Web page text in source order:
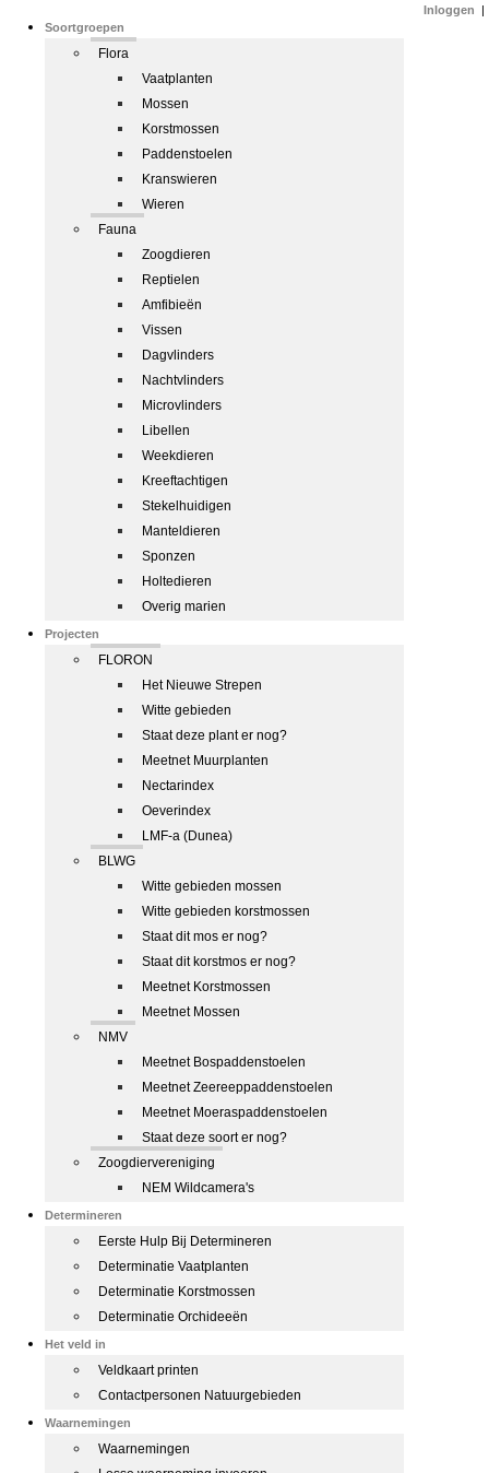
Soortgroepen
Flora
Vaatplanten
Mossen
Korstmossen
Paddenstoelen
Kranswieren
Wieren
Fauna
Zoogdieren
Reptielen
Amfibieën
Vissen
Dagvlinders
Nachtvlinders
Microvlinders
Libellen
Weekdieren
Kreeftachtigen
Stekelhuidigen
Manteldieren
Sponzen
Holtedieren
Overig marien
Projecten
FLORON
Het Nieuwe Strepen
Witte gebieden
Staat deze plant er nog?
Meetnet Muurplanten
Nectarindex
Oeverindex
LMF-a (Dunea)
BLWG
Witte gebieden mossen
Witte gebieden korstmossen
Staat dit mos er nog?
Staat dit korstmos er nog?
Meetnet Korstmossen
Meetnet Mossen
NMV
Meetnet Bospaddenstoelen
Meetnet Zeereeppaddenstoelen
Meetnet Moeraspaddenstoelen
Staat deze soort er nog?
Zoogdiervereniging
NEM Wildcamera's
Determineren
Eerste Hulp Bij Determineren
Determinatie Vaatplanten
Determinatie Korstmossen
Determinatie Orchideeën
Het veld in
Veldkaart printen
Contactpersonen Natuurgebieden
Waarnemingen
Waarnemingen
Inloggen |